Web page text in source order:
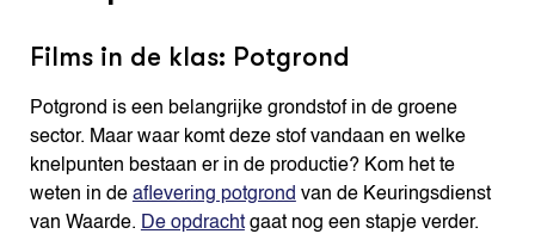
Films in de klas: Potgrond
Potgrond is een belangrijke grondstof in de groene
sector. Maar waar komt deze stof vandaan en welke
knelpunten bestaan er in de productie? Kom het te
weten in de aflevering potgrond van de Keuringsdienst
van Waarde. De opdrachtgaat nog een stapje verder.